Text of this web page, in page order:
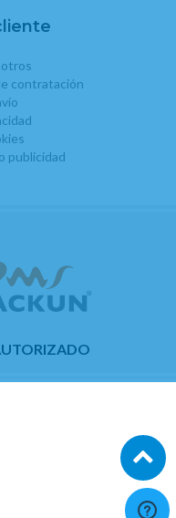
contratación
publicidad